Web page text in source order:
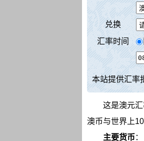
兑换
汇率时间
本站提供汇率
这是澳元
澳币与世界上
主要货币 ：